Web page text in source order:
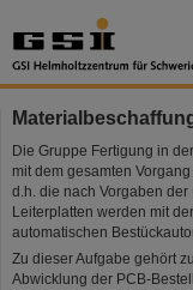
Die Gruppe Fertigung in
mit dem gesamten
d.h. die nach Vorgaben
Leiterplatten werden mit
automatischen
Zu dieser Aufgabe gehört
Abwicklung der PCB-